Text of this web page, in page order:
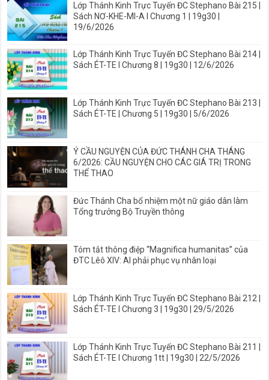
Lớp Thánh Kinh Trực Tuyến ĐC Stephano Bài 215 |
Sách NƠ-KHE-MI-A I Chương 1 | 19g30 |
19/6/2026
Lớp Thánh Kinh Trực Tuyến ĐC Stephano Bài 214 |
Sách ÉT-TE I Chương 8 | 19g30 | 12/6/2026
Lớp Thánh Kinh Trực Tuyến ĐC Stephano Bài 213 |
Sách ÉT-TE | Chương 5 | 19g30 | 5/6/2026
Ý CẦU NGUYỆN CỦA ĐỨC THÁNH CHA THÁNG
6/2026: CẦU NGUYỆN CHO CÁC GIÁ TRỊ TRONG
THỂ THAO
Đức Thánh Cha bổ nhiệm một nữ giáo dân làm
Tổng trưởng Bộ Truyền thông
Tóm tắt thông điệp “Magnifica humanitas” của
ĐTC Lêô XIV: AI phải phục vụ nhân loại
Lớp Thánh Kinh Trực Tuyến ĐC Stephano Bài 212 |
Sách ÉT-TE I Chương 3 | 19g30 | 29/5/2026
Lớp Thánh Kinh Trực Tuyến ĐC Stephano Bài 211 |
Sách ÉT-TE I Chương 1tt | 19g30 | 22/5/2026